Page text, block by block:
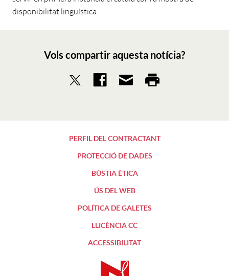
disponibilitat lingüística.
Vols compartir aquesta notícia?
PERFIL DEL CONTRACTANT
PROTECCIÓ DE DADES
BÚSTIA ÈTICA
ÚS DEL WEB
POLÍTICA DE GALETES
LLICÈNCIA CC
ACCESSIBILITAT